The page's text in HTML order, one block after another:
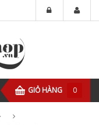
GIỎ HÀNG 0